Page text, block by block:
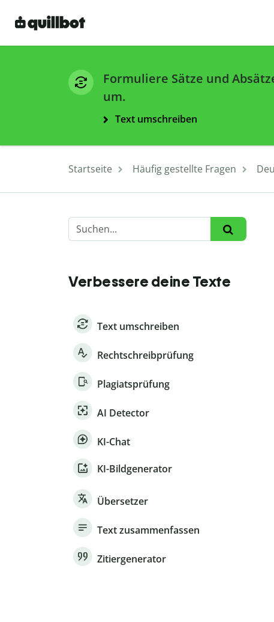
Formuliere Sätze und
um.
Text umschreiben
Startseite Häufig gestellte Fragen
Verbessere deine Texte
Text umschreiben
Rechtschreibprüfung
Plagiatsprüfung
AI Detector
KI-Chat
KI-Bildgenerator
Übersetzer
Text zusammenfassen
Zitiergenerator